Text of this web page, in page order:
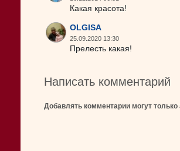
Какая красота!
OLGISA
25.09.2020 13:30
Прелесть какая!
Написать комментарий
Добавлять комментарии могут